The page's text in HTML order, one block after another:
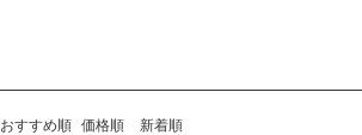
おすすめ順 価格順 新着順